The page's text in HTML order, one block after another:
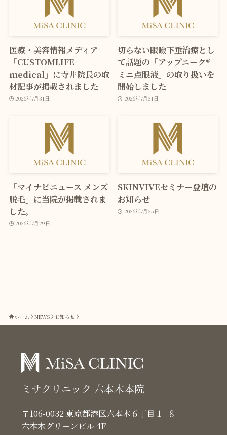
医療・美容情報メディア
「CUSTOMLIFE
medical」に寺井院長の取
材記事が掲載されました
2026年7月31日
切らない眼瞼下垂治療とし
て話題の「アップニーク®
ミニ点眼液」の取り扱いを
開始しました
2026年7月31日
「マイナビニュース メンズ
脱毛」に当院が掲載されま
した。
2026年7月29日
SKINVIVEセミナー登壇の
お知らせ
2026年7月25日
ホーム NEWS お知らせ
ミサクリニック 六本木本院
〒106-0032 東京都港区六本木６丁目１−８
六本木グリーンビル 4F